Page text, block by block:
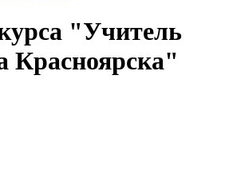
"Учитель
Красноярска"